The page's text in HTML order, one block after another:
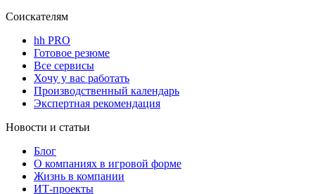
Соискателям
hh PRO
Готовое резюме
Все сервисы
Хочу у вас работать
Производственный календарь
Экспертная рекомендация
Новости и статьи
Блог
О компаниях в игровой форме
Жизнь в компании
ИТ-проекты